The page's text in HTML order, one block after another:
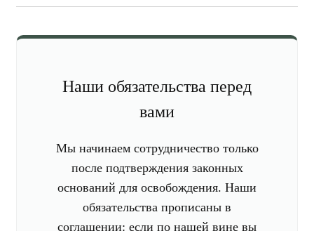
Наши обязательства перед
вами
Мы начинаем сотрудничество только
после подтверждения законных
оснований для освобождения. Наши
обязательства прописаны в
соглашении: если по нашей вине вы